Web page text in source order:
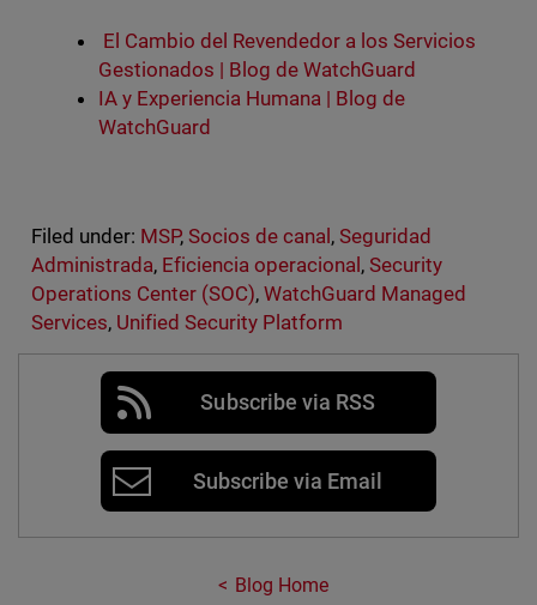
El Cambio del Revendedor a los Servicios
Gestionados | Blog de WatchGuard
IA y Experiencia Humana | Blog de
WatchGuard
Filed under: MSP, Socios de canal ,Seguridad
Administrada, Eficiencia operacional ,Security
Operations Center (SOC), WatchGuard Managed
Services, Unified Security Platform
Subscribe via RSS
Subscribe via Email
Blog Home